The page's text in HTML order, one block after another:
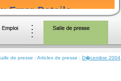
de presse : Articles de presse : D�cembre 2004